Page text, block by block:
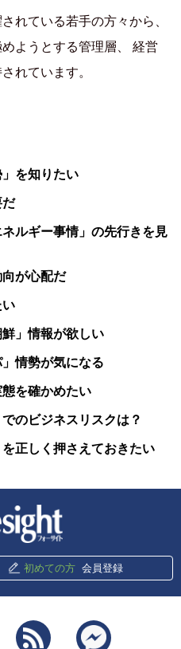
れている若手の方々から、
ようとする管理層、 経営
れています。
を知りたい
だ
ネルギー事情」の先行きを見
が心配だ
い
」情報が欲しい
情勢が気になる
態を確かめたい
のビジネスリスクは？
正しく押さえておきたい
初めての方 会員登録
RSS